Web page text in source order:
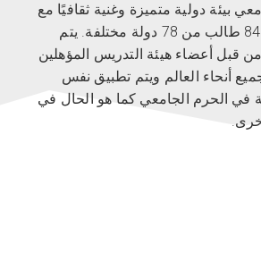
بيئة دولية متميزة وغنية ثقافيًا مع
ما يقرب من 8400 طالب من 78 دولة مختلفة. يتم
قبل أعضاء هيئة التدريس المؤهلين
أنحاء العالم ويتم تطبيق نفس
في الحرم الجامعي كما هو الحال في